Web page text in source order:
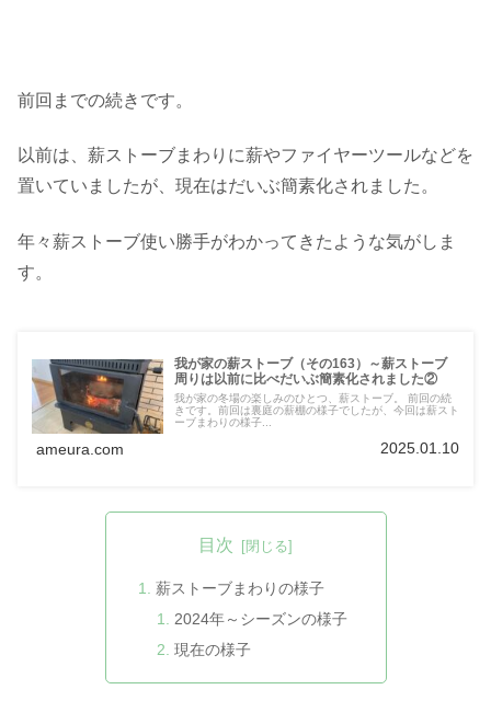
前回までの続きです。
以前は、薪ストーブまわりに薪やファイヤーツールなどを
置いていましたが、現在はだいぶ簡素化されました。
年々薪ストーブ使い勝手がわかってきたような気がしま
す。
我が家の薪ストーブ（その163）～薪ストーブ
周りは以前に比べだいぶ簡素化されました②
我が家の冬場の楽しみのひとつ、薪ストーブ。 前回の続
きです。前回は裏庭の薪棚の様子でしたが、今回は薪スト
ーブまわりの様子...
ameura.com 2025.01.10
目次
薪ストーブまわりの様子
2024年～シーズンの様子
現在の様子